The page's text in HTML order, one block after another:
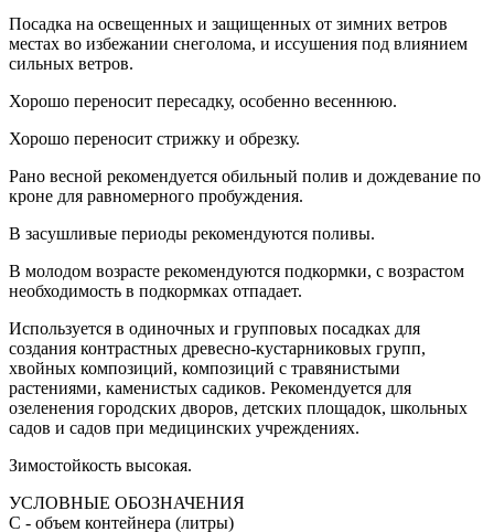
Посадка на освещенных и защищенных от зимних ветров
местах во избежании снеголома, и иссушения под влиянием
сильных ветров.
Хорошо переносит пересадку, особенно весеннюю.
Хорошо переносит стрижку и обрезку.
Рано весной рекомендуется обильный полив и дождевание по
кроне для равномерного пробуждения.
В засушливые периоды рекомендуются поливы.
В молодом возрасте рекомендуются подкормки, с возрастом
необходимость в подкормках отпадает.
Используется в одиночных и групповых посадках для
создания контрастных древесно-кустарниковых групп,
хвойных композиций, композиций с травянистыми
растениями, каменистых садиков. Рекомендуется для
озеленения городских дворов, детских площадок, школьных
садов и садов при медицинских учреждениях.
Зимостойкость высокая.
УСЛОВНЫЕ ОБОЗНАЧЕНИЯ
С - объем контейнера (литры)